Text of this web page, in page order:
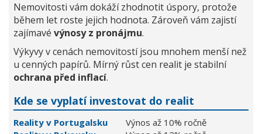
Nemovitosti vám dokáží zhodnotit úspory, protože
během let roste jejich hodnota. Zároveň vám zajistí
zajímavé výnosy z pronájmu.
Výkyvy v cenách nemovitostí jsou mnohem menší než
u cenných papírů. Mírný růst cen realit je stabilní
ochrana před inflací.
Kde se vyplatí investovat do realit
Reality v Portugalsku
Výnos až 10% ročně